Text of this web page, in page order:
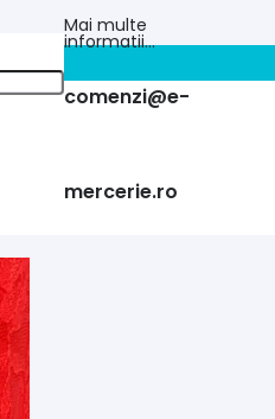
Mai multe
informatii…
comenzi@e-
mercerie.ro